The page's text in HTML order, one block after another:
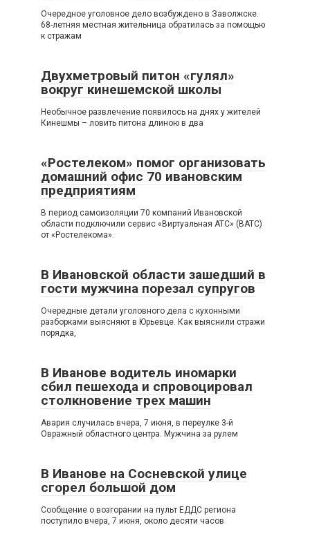
Очередное уголовное дело возбуждено в Заволжске.
68-летняя местная жительница обратилась за помощью
к стражам
Двухметровый питон «гулял»
вокруг кинешемской школы
Необычное развлечение появилось на днях у жителей
Кинешмы – ловить питона длиною в два
«Ростелеком» помог организовать
домашний офис 70 ивановским
предприятиям
В период самоизоляции 70 компаний Ивановской
области подключили сервис «Виртуальная АТС» (ВАТС)
от «Ростелекома».
В Ивановской области зашедший в
гости мужчина порезал супругов
Очередные детали уголовного дела с кухонными
разборками выясняют в Юрьевце. Как выяснили стражи
порядка,
В Иванове водитель иномарки
сбил пешехода и спровоцировал
столкновение трех машин
Авария случилась вчера, 7 июня, в переулке 3-й
Овражный областного центра. Мужчина за рулем
В Иванове на Сосневской улице
сгорел большой дом
Сообщение о возгорании на пульт ЕДДС региона
поступило вчера, 7 июня, около десяти часов